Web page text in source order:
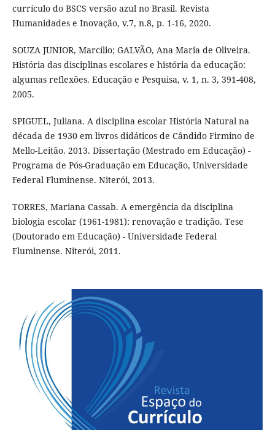
currículo do BSCS versão azul no Brasil. Revista
Humanidades e Inovação, v.7, n.8, p. 1-16, 2020.
SOUZA JUNIOR, Marcílio; GALVÃO, Ana Maria de Oliveira.
História das disciplinas escolares e história da educação:
algumas reflexões. Educação e Pesquisa, v. 1, n. 3, 391-408,
2005.
SPIGUEL, Juliana. A disciplina escolar História Natural na
década de 1930 em livros didáticos de Cândido Firmino de
Mello-Leitão. 2013. Dissertação (Mestrado em Educação) -
Programa de Pós-Graduação em Educação, Universidade
Federal Fluminense. Niterói, 2013.
TORRES, Mariana Cassab. A emergência da disciplina
biologia escolar (1961-1981): renovação e tradição. Tese
(Doutorado em Educação) - Universidade Federal
Fluminense. Niterói, 2011.